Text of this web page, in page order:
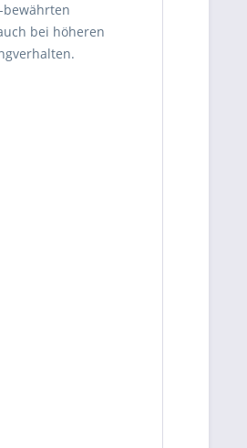
bewährten
bei höheren